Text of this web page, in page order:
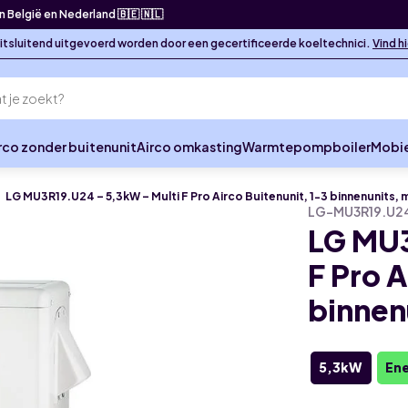
België en Nederland 🇧🇪 🇳🇱
uitgevoerd worden door een gecertificeerde koeltechnici. Vind
zonder buitenunitAirco omkastingWarmtepompboiler
LG MU3R19.U24 – 5,3kW – Multi F Pro Airco Buitenunit, 1-3 binnenunits,
LG-
LG
F Pro
5,3kW